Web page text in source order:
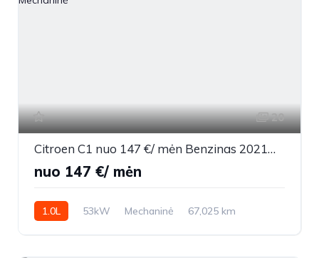
20
Citroen C1 nuo 147 €/ mėn Benzinas 2021m. Sedanas Mechaninė
nuo 147 €/ mėn
1.0L 53kW Mechaninė
67,025 km